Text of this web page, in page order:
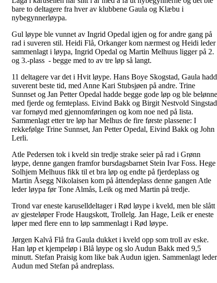
bare to deltagere fra hver av klubbene Gaula og Klæbu i
nybegynnerløypa.
Gul løype ble vunnet av Ingrid Opedal igjen og for andre gang på
rad i suveren stil. Heidi Flå, Orkanger kom nærmest og Heidi leder
sammenlagt i løypa, Ingrid Opedal og Martin Melhuus ligger på 2.
og 3.-plass - begge med to av tre løp så langt.
11 deltagere var det i Hvit løype. Hans Boye Skogstad, Gaula
suverent beste tid, med Anne Kari Stubsjøen på andre. Trine
Sunnset og Jan Petter Opedal hadde begge gode løp og ble
med fjerde og femteplass. Eivind Bakk og Birgit Nestvold Singstad
var fornøyd med gjennomføringen og kom noe ned på lista.
Sammenlagt etter tre løp har Melhus de fire første plassene: I
rekkefølge Trine Sunnset, Jan Petter Opedal, Eivind Bakk og John
Lerli.
Atle Pedersen tok i kveld sin tredje strake seier på rad i Grønn
løype, denne gangen framfor bursdagsbarnet Stein Ivar Foss. Hege
Solhjem Melhuus fikk til et bra løp og endte på fjerdeplass og
Martin Åsegg Nikolaisen kom på åttendeplass denne gangen Atle
leder løypa før Tone Almås, Leik og med Martin på tredje.
Trond var eneste karuselldeltager i Rød løype i kveld, men ble slått
av gjesteløper Frode Haugskott, Trollelg. Jan Hage, Leik er eneste
løper med flere enn to løp sammenlagt i Rød løype.
Jørgen Kalvå Flå fra Gaula dukket i kveld opp som troll av eske.
Han løp et kjempeløp i Blå løype og slo Audun Bakk med 9,5
minutt. Stefan Praisig kom like bak Audun igjen. Sammenlagt leder
Audun med Stefan på andreplass.